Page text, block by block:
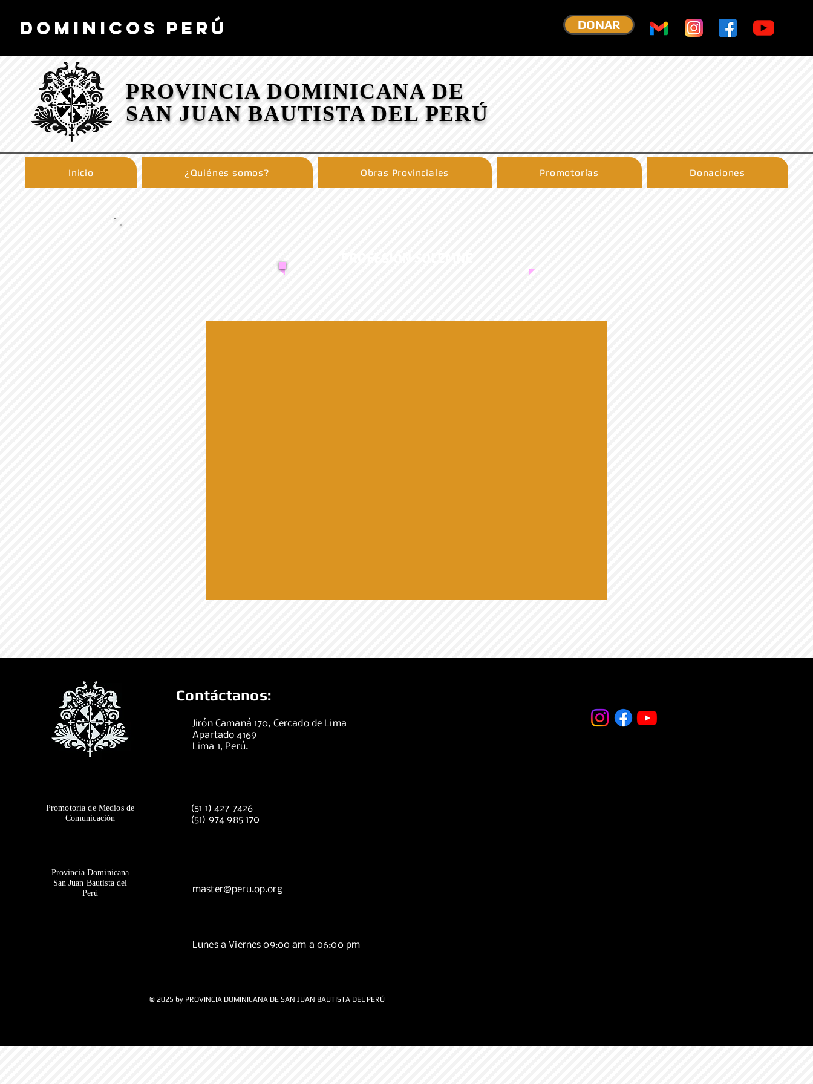
DOMINICOS PERÚ DONAR
PROVINCIA DOMINICANA DE
SAN JUAN BAUTISTA DEL PERÚ
Inicio ¿Quiénes somos? Obras Provinciales Promotorías Donaciones
Contáctanos:
Jirón Camaná 170, Cercado de Lima
Apartado 4169
Lima 1, Perú.
Promotoría de Medios de
Comunicación
(51 1) 427 7426
(51) 974 985 170
Provincia Dominicana
San Juan Bautista del
Perú
master@peru.op.org
Lunes a Viernes 09:00 am a 06:00 pm
© 2025 by PROVINCIA DOMINICANA DE SAN JUAN BAUTISTA DEL PERÚ